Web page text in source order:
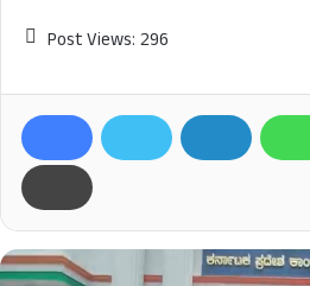
Post Views: 296